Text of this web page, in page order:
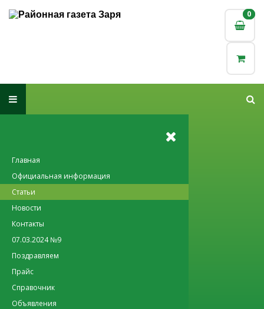
0
0
Главная
Официальная информация
Статьи
Новости
Контакты
07.03.2024 №9
Поздравляем
Прайс
Справочник
Объявления